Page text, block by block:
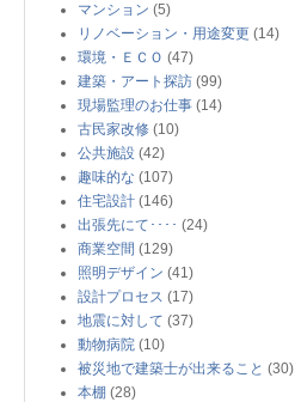
マンション (5)
リノベーション・用途変更 (14)
環境・ＥＣＯ (47)
建築・アート探訪 (99)
現場監理のお仕事 (14)
古民家改修 (10)
公共施設 (42)
趣味的な (107)
住宅設計 (146)
出張先にて････ (24)
商業空間 (129)
照明デザイン (41)
設計プロセス (17)
地震に対して (37)
動物病院 (10)
被災地で建築士が出来ること (30)
本棚 (28)